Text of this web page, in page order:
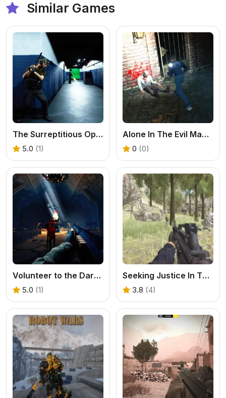
Similar Games
The Surreptitious Operation
5.0 (1)
Alone In The Evil Mansion
0 (0)
Volunteer to the Darkness
5.0 (1)
Seeking Justice In The Galaxy
3.8 (4)